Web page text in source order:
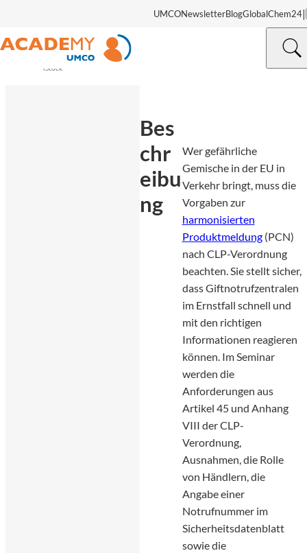
UMCONewsletterBlogGlobalChem24|
MartinPrescott |
iStock
Bes
chr
eibu
ng
Wer gefährliche
Gemische in der EU in
Verkehr bringt, muss die
Vorgaben zur
harmonisierten
Produktmeldung(PCN)
nach CLP-Verordnung
beachten. Sie stellt sicher,
dass Giftnotrufzentralen
im Ernstfall schnell und
mit den richtigen
Informationen reagieren
können. Im Seminar
werden die
Anforderungen aus
Artikel 45 und Anhang
VIII der CLP-
Verordnung,
Ausnahmen, die Rolle
von Händlern, die
Angabe einer
Notrufnummer im
Sicherheitsdatenblatt
sowie die